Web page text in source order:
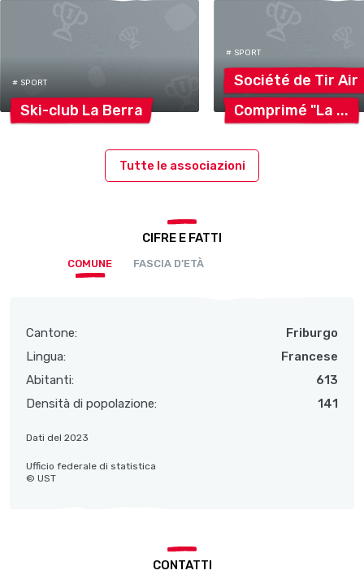
# SPORT
Ski-club La Berra
# SPORT
Société de Tir Air
Comprimé "La
Tutte le associazioni
CIFRE E FATTI
COMUNE FASCIA D’ETÀ
Cantone:
Friburgo
Lingua:
Francese
Abitanti:
613
Densità di popolazione:
141
Dati del 2023
Ufficio federale di statistica
© UST
CONTATTI